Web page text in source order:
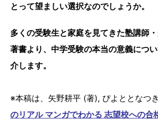
とって望ましい選択なのでしょうか。
多くの受験生と家庭を見てきた塾講師
著書より、中学受験の本当の意義につ
介します。
※本稿は、矢野耕平 (著), ぴよととなつ
のリアル マンガでわかる 志望校への合